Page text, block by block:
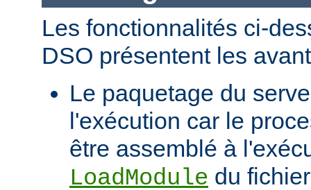
Les fonctionnalités ci-
DSO présentent les
Le paquetage du
l'exécution car le
être assemblé à
LoadModule du